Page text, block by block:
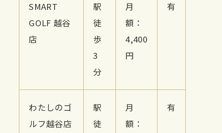
SMART
GOLF 越谷
店
駅
徒
歩
3
分
月
額：
4,400
円
有
わたしのゴ
ルフ越谷店
駅
徒
月
額：
有